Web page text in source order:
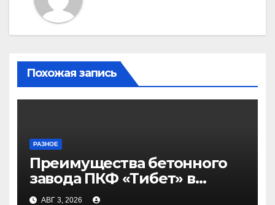
Похожая запись
РАЗНОЕ
Преимущества бетонного
завода ПКФ «Тибет» в
Волгограде и Волжском
АВГ 3, 2026